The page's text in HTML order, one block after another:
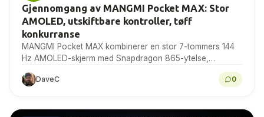
Gjennomgang av MANGMI Pocket MAX: Stor
AMOLED, utskiftbare kontroller, tøff
konkurranse
MANGMI Pocket MAX kombinerer en stor 7-tommers 144
Hz AMOLED-skjerm med Snapdragon 865-ytelse,
utskiftbare kontroller og et førsteklasses design. I denne
anmeldelsen tester vi...
DaveC 0